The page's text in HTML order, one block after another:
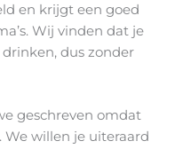
en krijgt een goed
Wij vinden dat je
dus zonder
geschreven omdat
willen je uiteraard